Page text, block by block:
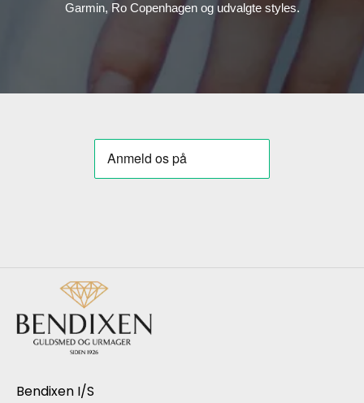
Garmin, Ro Copenhagen og udvalgte styles.
Bendixen I/S